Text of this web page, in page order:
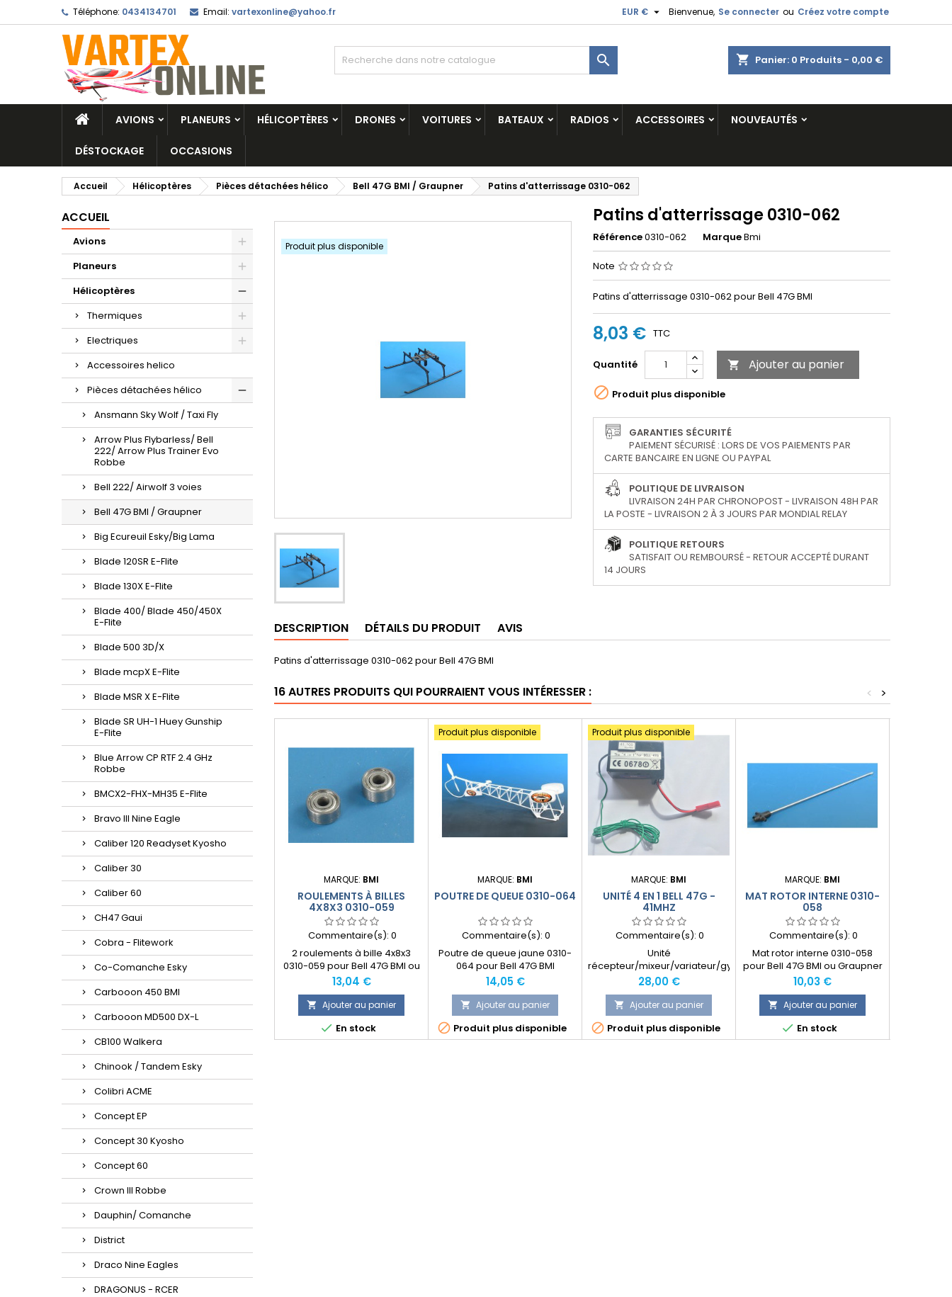
Téléphone: 0434134701 Email: vartexonline@yahoo.fr Bienvenue, Se connecter ou Créez votre compte
EUR € 
shopping_cart Panier: 0 Produits - 0,00 €

AVIONS PLANEURS HÉLICOPTÈRES DRONES VOITURES BATEAUX RADIOS ACCESSOIRES NOUVEAUTÉS
DÉSTOCKAGE OCCASIONS
Accueil Hélicoptères Pièces détachées hélico Bell 47G BMI / Graupner Patins d'atterrissage 0310-062
ACCUEIL
Avions
Planeurs
Hélicoptères
Thermiques
Electriques
Accessoires helico
Pièces détachées hélico
Ansmann Sky Wolf / Taxi Fly
Arrow Plus Flybarless/ Bell
222/ Arrow Plus Trainer Evo
Robbe
Bell 222/ Airwolf 3 voies
Bell 47G BMI / Graupner
Big Ecureuil Esky/Big Lama
Blade 120SR E-Flite
Blade 130X E-Flite
Blade 400/ Blade 450/450X
E-Flite
Blade 500 3D/X
Blade mcpX E-Flite
Blade MSR X E-Flite
Blade SR UH-1 Huey Gunship
E-Flite
Blue Arrow CP RTF 2.4 GHz
Robbe
BMCX2-FHX-MH35 E-Flite
Bravo III Nine Eagle
Caliber 120 Readyset Kyosho
Caliber 30
Caliber 60
CH47 Gaui
Cobra - Flitework
Co-Comanche Esky
Carbooon 450 BMI
Carbooon MD500 DX-L
CB100 Walkera
Chinook / Tandem Esky
Colibri ACME
Concept EP
Concept 30 Kyosho
Concept 60
Crown III Robbe
Dauphin/ Comanche
District
Draco Nine Eagles
DRAGONUS - RCER
Produit plus disponible
Patins d'atterrissage 0310-062
Référence0310-062 MarqueBmi
Note
Patins d'atterrissage 0310-062 pour Bell 47G BMI
8,03 € TTC
Quantité  Ajouter au panier
 Produit plus disponible
GARANTIES SÉCURITÉ
PAIEMENT SÉCURISÉ : LORS DE VOS PAIEMENTS PAR
CARTE BANCAIRE EN LIGNE OU PAYPAL
POLITIQUE DE LIVRAISON
LIVRAISON 24H PAR CHRONOPOST - LIVRAISON 48H PAR
LA POSTE - LIVRAISON 2 À 3 JOURS PAR MONDIAL RELAY
POLITIQUE RETOURS
SATISFAIT OU REMBOURSÉ - RETOUR ACCEPTÉ DURANT
14 JOURS
DESCRIPTION DÉTAILS DU PRODUIT AVIS
Patins d'atterrissage 0310-062 pour Bell 47G BMI
16 AUTRES PRODUITS QUI POURRAIENT VOUS INTÉRESSER : >
<
MARQUE: BMI
ROULEMENTS À BILLES
4X8X3 0310-059
Commentaire(s): 0
2 roulements à bille 4x8x3
0310-059 pour Bell 47G BMI ou
Graupner
Prix
13,04 €
 Ajouter au panier
 En stock
Produit plus disponible
MARQUE: BMI
POUTRE DE QUEUE 0310-064
Commentaire(s): 0
Poutre de queue jaune 0310-
064 pour Bell 47G BMI
Prix
14,05 €
 Ajouter au panier
 Produit plus disponible
Produit plus disponible
MARQUE: BMI
UNITÉ 4 EN 1 BELL 47G -
41MHZ
Commentaire(s): 0
Unité
récepteur/mixeur/variateur/gyro
4 en 1 Bell 47G - 41Mhz
Prix
28,00 €
 Ajouter au panier
 Produit plus disponible
MARQUE: BMI
MAT ROTOR INTERNE 0310-
058
Commentaire(s): 0
Mat rotor interne 0310-058
pour Bell 47G BMI ou Graupner
Prix
10,03 €
 Ajouter au panier
 En stock